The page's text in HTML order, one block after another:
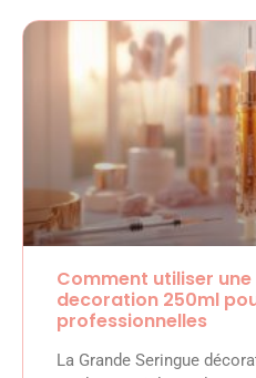
Comment utiliser
decoration 250ml
professionnelles
La Grande Seringue